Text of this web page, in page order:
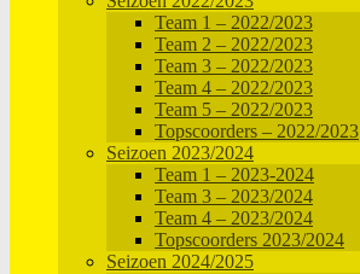
Team 1 – 2022/2023
Team 2 – 2022/2023
Team 3 – 2022/2023
Team 4 – 2022/2023
Team 5 – 2022/2023
Topscoorders – 2022/2023
Seizoen 2023/2024
Team 1 – 2023-2024
Team 3 – 2023/2024
Team 4 – 2023/2024
Topscoorders 2023/2024
Seizoen 2024/2025